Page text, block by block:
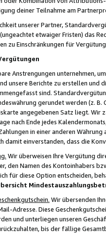
deiner Teilnahme am
unserer Partner,
etwaiger Fristen) das
zu Einschränkungen für
Anstrengungen unternehmen,
unsere Berichte zu erstellen und
sind.
gerundet werden (z.
angegebenen Satz liegt.
nach Ende jedes
in einer anderen
damit einverstanden, dass die
Wir überweisen Ihre Vergütung
den Namen des Kontoinhabers
für diese Option entscheiden,
Wir übersenden
Adresse. Diese
und unterliegen unseren
bis der fällige